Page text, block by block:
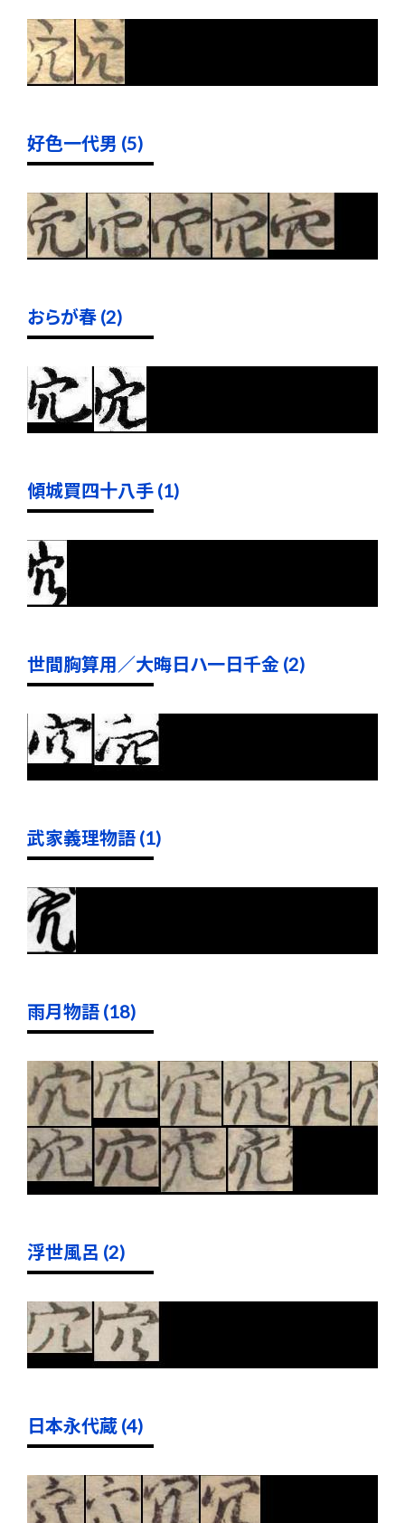
好色一代男 (5)
おらが春 (2)
傾城買四十八手 (1)
世間胸算用／大晦日ハ一日千金 (2)
武家義理物語 (1)
雨月物語 (18)
浮世風呂 (2)
日本永代蔵 (4)